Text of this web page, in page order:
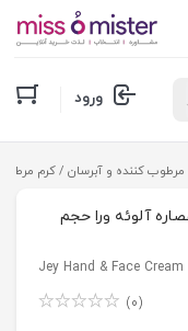
ورود
مرطوب کننده و آبرسان / کرم مرطوب
آلوئه ورا حجم
Jey Hand & Face Cream
(0)